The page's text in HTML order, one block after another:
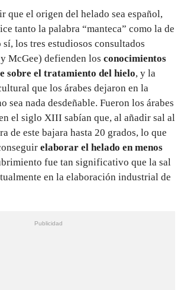
que el origen del helado sea español,
tanto la palabra “manteca” como la de
los tres estudiosos consultados
McGee) defienden los conocimientos
sobre el tratamiento del hielo, y la
que los árabes dejaron en la
sea nada desdeñable. Fueron los árabes
el siglo XIII sabían que, al añadir sal al
de este bajara hasta 20 grados, lo que
elaborar el helado en menos
fue tan significativo que la sal
en la elaboración industrial de